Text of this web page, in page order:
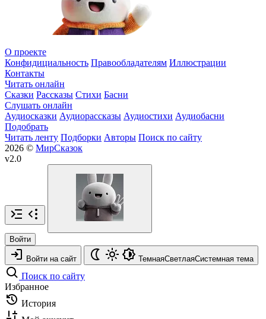
О проекте
Конфидициальность Правообладателям Иллюстрации
Контакты
Читать онлайн
Сказки Рассказы Стихи Басни
Слушать онлайн
Аудиосказки Аудиорассказы Аудиостихи Аудиобасни
Подобрать
Читать ленту Подборки Авторы Поиск по сайту
2026 © МирСказок
v2.0
Войти
Войти на сайт ТемнаяСветлаяСистемная тема
Поиск по сайту
Избранное
История